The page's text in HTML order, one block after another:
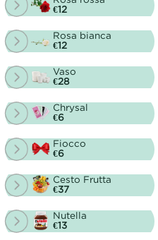
€12
Rosa bianca
€12
Vaso
€28
Chrysal
€6
Fiocco
€6
Cesto Frutta
€37
Nutella
€13